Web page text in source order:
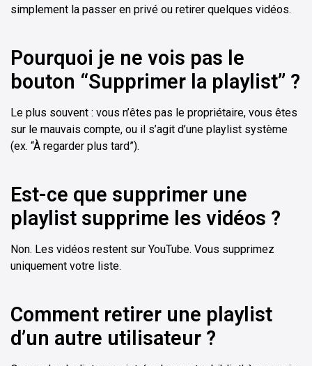
simplement la passer en privé ou retirer quelques vidéos.
Pourquoi je ne vois pas le
bouton “Supprimer la playlist” ?
Le plus souvent : vous n’êtes pas le propriétaire, vous êtes
sur le mauvais compte, ou il s’agit d’une playlist système
(ex. “À regarder plus tard”).
Est-ce que supprimer une
playlist supprime les vidéos ?
Non. Les vidéos restent sur YouTube. Vous supprimez
uniquement votre liste.
Comment retirer une playlist
d’un autre utilisateur ?